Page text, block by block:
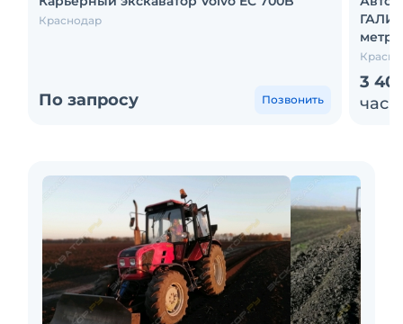
Краснодар
По запросу Позвонить
метр)
3
час